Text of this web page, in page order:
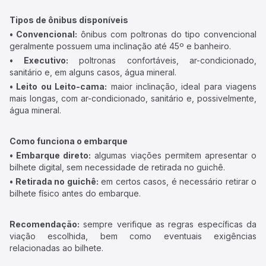
Tipos de ônibus disponíveis
• Convencional: ônibus com poltronas do tipo convencional
geralmente possuem uma inclinação até 45º e banheiro.
• Executivo: poltronas confortáveis, ar-condicionado,
sanitário e, em alguns casos, água mineral.
• Leito ou Leito-cama: maior inclinação, ideal para viagens
mais longas, com ar-condicionado, sanitário e, possivelmente,
água mineral.
Como funciona o embarque
• Embarque direto: algumas viações permitem apresentar o
bilhete digital, sem necessidade de retirada no guichê.
• Retirada no guichê: em certos casos, é necessário retirar o
bilhete físico antes do embarque.
Recomendação: sempre verifique as regras específicas da
viação escolhida, bem como eventuais exigências
relacionadas ao bilhete.